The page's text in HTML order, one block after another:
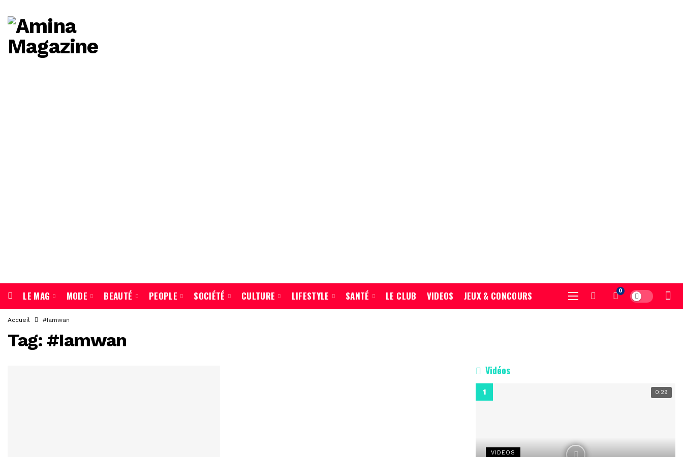
LE MAG MODE BEAUTÉ PEOPLE SOCIÉTÉ CULTURE LIFESTYLE SANTÉ LE CLUB VIDEOS JEUX & CONCOURS 0
Accueil #Iamwan
Tag: #Iamwan
Vidéos
0:29
VIDEOS